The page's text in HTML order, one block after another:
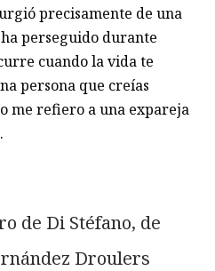
precisamente de una
perseguido durante
cuando la vida te
persona que creías
me refiero a una expareja
de Di Stéfano, de
Droulers